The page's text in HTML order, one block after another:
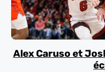
Alex Caruso et